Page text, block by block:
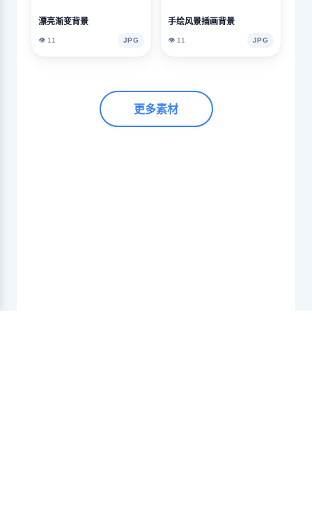
漂亮渐变背景
👁️ 11 JPG
手绘风景插画背景
👁️ 11 JPG
更多素材